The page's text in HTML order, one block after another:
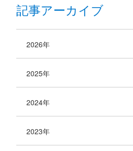
記事アーカイブ
2026年
2025年
2024年
2023年